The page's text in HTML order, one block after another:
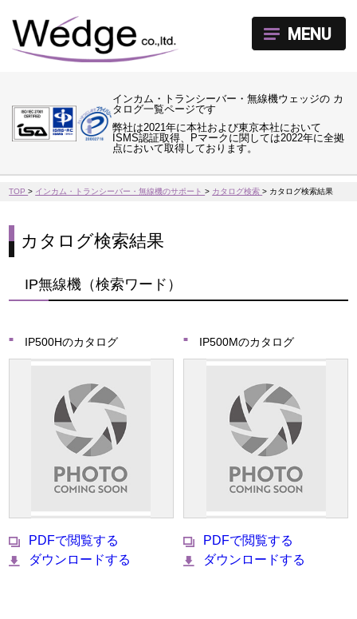
インカム・トランシーバー・無線機ウェッジの カ
タログ一覧ページです
弊社は2021年に本社および東京本社において
ISMS認証取得、Pマークに関しては2022年に全拠
点において取得しております。
MENU
TOP> インカム・トランシーバー・無線機のサポート> カタログ検索> カタログ検索結果
カタログ検索結果
IP無線機（検索ワード）
IP500Hのカタログ
PDFで閲覧する
ダウンロードする
IP500Mのカタログ
PDFで閲覧する
ダウンロードする